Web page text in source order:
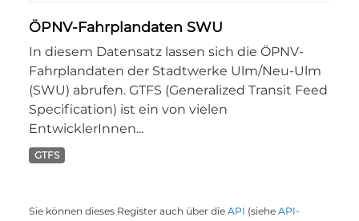
ÖPNV-Fahrplandaten SWU
In diesem Datensatz lassen sich die ÖPNV-
Fahrplandaten der Stadtwerke Ulm/Neu-Ulm
(SWU) abrufen. GTFS (Generalized Transit Feed
Specification) ist ein von vielen
EntwicklerInnen...
GTFS
Sie können dieses Register auch über die API (siehe API-